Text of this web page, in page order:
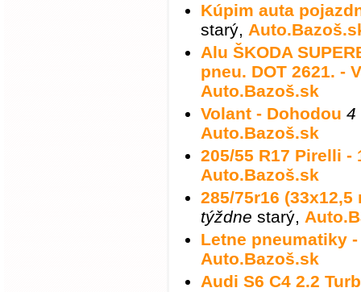
Kúpim auta
starý,
Alu ŠKODA
pneu. DOT 2621. -
Auto.Bazoš.sk
Volant - Dohodou 4
Auto.Bazoš.sk
205/55 R17 Pirelli -
Auto.Bazoš.sk
285/75r16
týždne starý,
Letne pneumatiky -
Auto.Bazoš.sk
Audi S6 C4 2.2